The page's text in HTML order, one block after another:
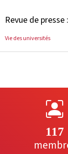
Revue de
Vie des universités
117